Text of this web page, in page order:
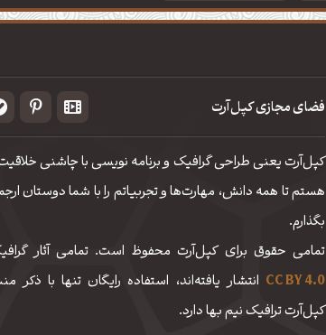
فضای مجازی کپل‌آرت
کپل‌آرت یعنی طراحی گرافیک و برنامه نویسی با چاشنی
هستم تا همه دانش، مهارت‌‌ها و تجربیاتم را با شما دوستان
بگذارم.
تمامی حقوق برای کپل‌آرت محفوظ است. تمامی آثار
CC BY 4.0 انتشار یافته‌اند، استفاده رایگان تنها با
کپل‌آرت ترافیک نیم بها دارد.